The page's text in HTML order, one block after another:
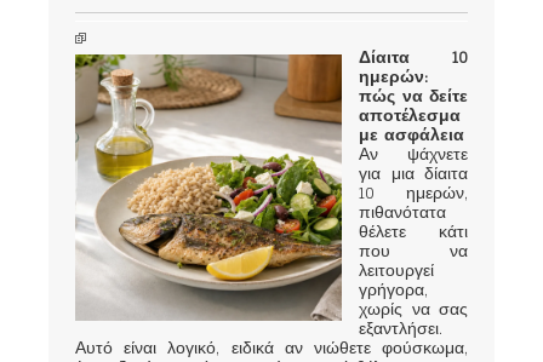
Δίαιτα 10
ημερών:
πώς να δείτε
αποτέλεσμα
με ασφάλεια
Αν ψάχνετε
για μια δίαιτα
10 ημερών,
πιθανότατα
θέλετε κάτι
που να
λειτουργεί
γρήγορα,
χωρίς να σας
εξαντλήσει.
Αυτό είναι λογικό, ειδικά αν νιώθετε φούσκωμα,